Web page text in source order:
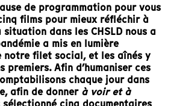
de programmation pour vous
films pour mieux réfléchir à
situation dans les CHSLD nous a
a mis en lumière
notre filet social, et les aînés y
Afin d’humaniser ces
chaque jour dans
afin de donner à voir et à